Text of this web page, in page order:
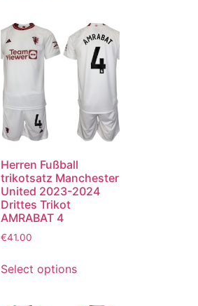
Herren Fußball
trikotsatz Manchester
United 2023-2024
Drittes Trikot
AMRABAT 4
€41.00
Select options